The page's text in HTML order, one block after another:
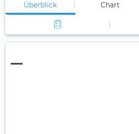
Überblick Chart
—